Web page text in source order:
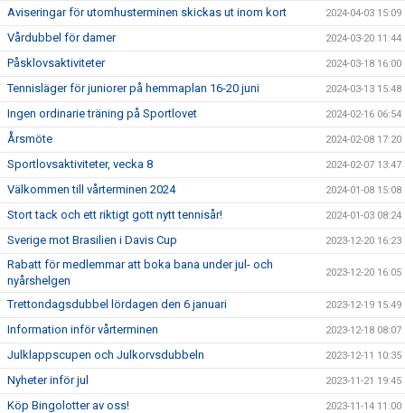
Aviseringar för utomhusterminen skickas ut inom kort 2024-04-03 15:09
Vårdubbel för damer 2024-03-20 11:44
Påsklovsaktiviteter 2024-03-18 16:00
Tennisläger för juniorer på hemmaplan 16-20 juni 2024-03-13 15:48
Ingen ordinarie träning på Sportlovet 2024-02-16 06:54
Årsmöte 2024-02-08 17:20
Sportlovsaktiviteter, vecka 8 2024-02-07 13:47
Välkommen till vårterminen 2024 2024-01-08 15:08
Stort tack och ett riktigt gott nytt tennisår! 2024-01-03 08:24
Sverige mot Brasilien i Davis Cup 2023-12-20 16:23
Rabatt för medlemmar att boka bana under jul- och
nyårshelgen
2023-12-20 16:05
Trettondagsdubbel lördagen den 6 januari 2023-12-19 15:49
Information inför vårterminen 2023-12-18 08:07
Julklappscupen och Julkorvsdubbeln 2023-12-11 10:35
Nyheter inför jul 2023-11-21 19:45
Köp Bingolotter av oss! 2023-11-14 11:00